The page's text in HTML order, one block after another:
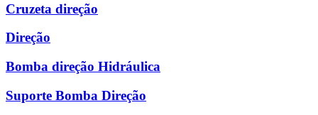
Cruzeta direção
Direção
Bomba direção Hidráulica
Suporte Bomba Direção